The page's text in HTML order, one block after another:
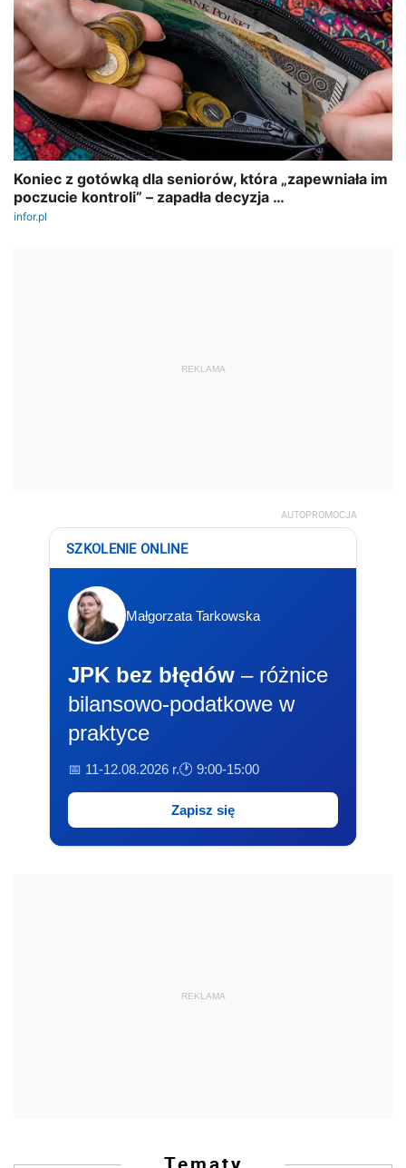
REKLAMA
AUTOPROMOCJA
SZKOLENIE ONLINE
Małgorzata Tarkowska
JPK bez błędów – różnice
bilansowo-podatkowe w
praktyce
📅 11-12.08.2026 r.🕐 9:00-15:00
Zapisz się
REKLAMA